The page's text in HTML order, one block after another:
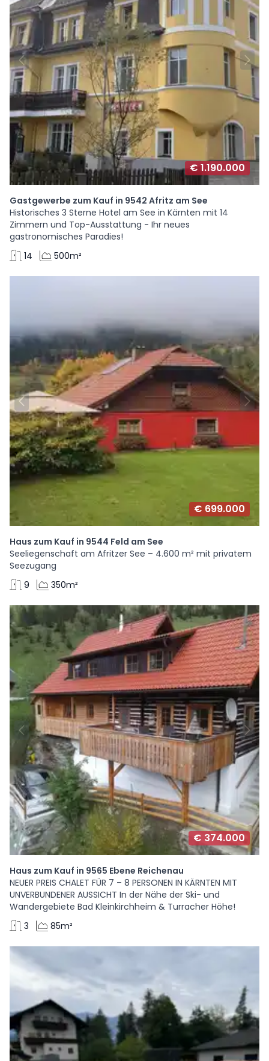
€ 1.190.000
Gastgewerbe zum Kauf in 9542 Afritz am See
Historisches 3 Sterne Hotel am See in Kärnten mit 14
Zimmern und Top-Ausstattung - Ihr neues
gastronomisches Paradies!
14
500m²
€ 699.000
Haus zum Kauf in 9544 Feld am See
Seeliegenschaft am Afritzer See – 4.600 m² mit privatem
Seezugang
9
350m²
€ 374.000
Haus zum Kauf in 9565 Ebene Reichenau
NEUER PREIS CHALET FÜR 7 – 8 PERSONEN IN KÄRNTEN MIT
UNVERBUNDENER AUSSICHT In der Nähe der Ski- und
Wandergebiete Bad Kleinkirchheim & Turracher Höhe!
3
85m²